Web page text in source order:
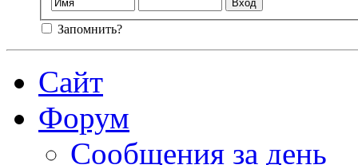
Запомнить?
Сайт
Форум
Сообщения за день